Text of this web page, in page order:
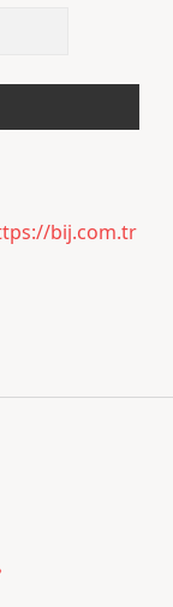
bij.com.tr